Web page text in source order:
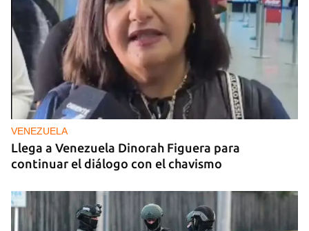
VENEZUELA
Llega a Venezuela Dinorah Figuera para
continuar el diálogo con el chavismo